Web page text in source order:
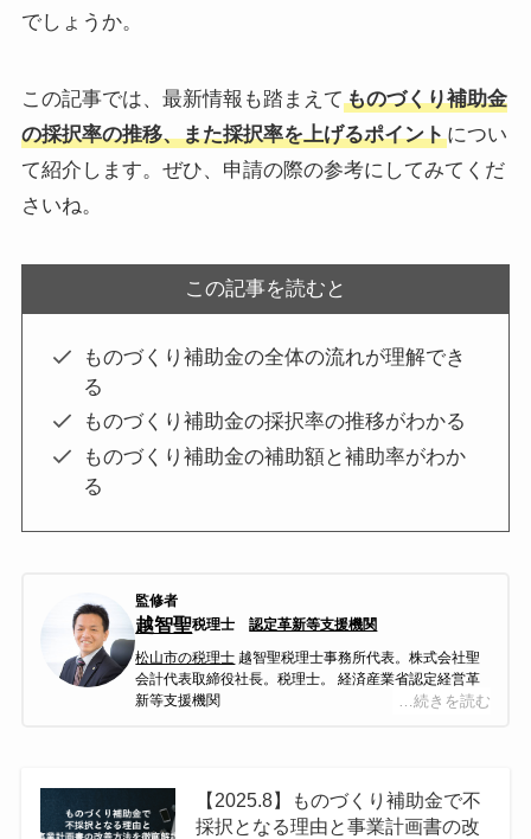
でしょうか。
この記事では、最新情報も踏まえて ものづくり補助金
の採択率の推移、また採択率を上げるポイントについ
て紹介します。ぜひ、申請の際の参考にしてみてくだ
さいね。
この記事を読むと
ものづくり補助金の全体の流れが理解でき
る
ものづくり補助金の採択率の推移がわかる
ものづくり補助金の補助額と補助率がわか
る
監修者
越智聖税理士認定革新等支援機関
…続きを読む
松山市の税理士 越智聖税理士事務所代表。株式会社聖
会計代表取締役社長。税理士。 経済産業省認定経営革
新等支援機関
お客様のお悩み事を解決する総合的なコンサルティン
グ、緻密な経営診断にもとづく経営コンサルティング
などを得意としている。前職において関与先の上場支
【2025.8】ものづくり補助金で不
採択となる理由と事業計画書の改